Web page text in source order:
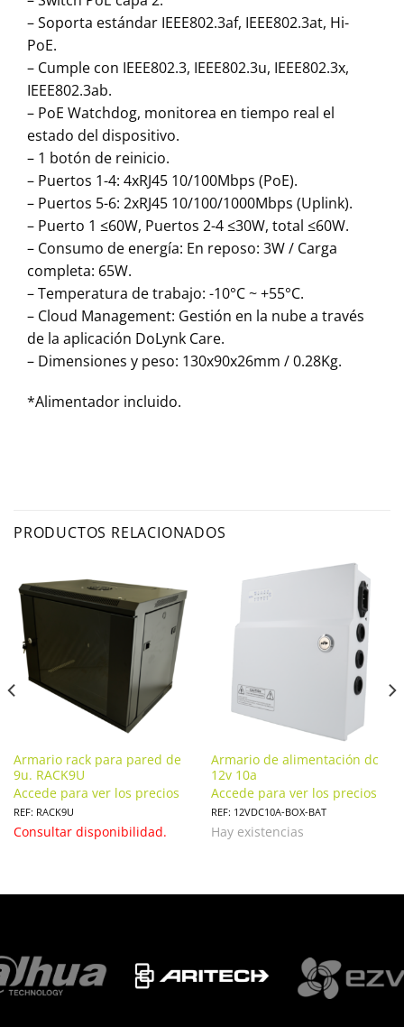
– Soporta estándar IEEE802.3af, IEEE802.3at, Hi-
PoE.
– Cumple con IEEE802.3, IEEE802.3u, IEEE802.3x,
IEEE802.3ab.
– PoE Watchdog, monitorea en tiempo real el
estado del dispositivo.
– 1 botón de reinicio.
– Puertos 1-4: 4xRJ45 10/100Mbps (PoE).
– Puertos 5-6: 2xRJ45 10/100/1000Mbps (Uplink).
– Puerto 1 ≤60W, Puertos 2-4 ≤30W, total ≤60W.
– Consumo de energía: En reposo: 3W / Carga
completa: 65W.
– Temperatura de trabajo: -10°C ~ +55°C.
– Cloud Management: Gestión en la nube a través
de la aplicación DoLynk Care.
– Dimensiones y peso: 130x90x26mm / 0.28Kg.
*Alimentador incluido.
PRODUCTOS RELACIONADOS
Armario rack para pared de
9u. RACK9U
Accede para ver los precios
REF: RACK9U
Consultar disponibilidad.
Armario de alimentación dc
12v 10a
Accede para ver los precios
REF: 12VDC10A-BOX-BAT
Hay existencias